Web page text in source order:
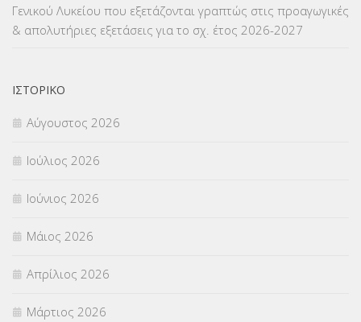
ΜΕΤΑΦΟΡΑ ΜΑΘΗΤΩΝ(3)
ΟΙΚΟΝΟΜΙΚΑ ΘΕΜΑΤΑ
Π.Ε.Κ. ΗΡΑΚΛΕΙΟΥ
ΠΑΝΕΛΛΑΔΙΚΕΣ ΕΞΕΤΑΣΕΙΣ
ΠΡΟΚΗΡΥΞΕΙΣ
ΣΕΜΙΝΑΡΙΑ – ΗΜΕΡΙΔΕΣ
ΣΕΠ(50)
ΣΤΕΛΕΧΗ (360)
Γενικού Λυκείου που εξετάζονται γραπτώς στις προαγωγικές
& απολυτήριες εξετάσεις για το σχ. έτος 2026-2027
ΙΣΤΟΡΙΚΌ
Αύγουστος 2026
Ιούλιος 2026
Ιούνιος 2026
Μάιος 2026
Απρίλιος 2026
Μάρτιος 2026